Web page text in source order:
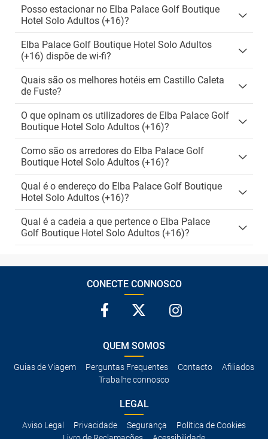
Posso estacionar no Elba Palace Golf Boutique
Hotel Solo Adultos (+16)?
Elba Palace Golf Boutique Hotel Solo Adultos
(+16) dispõe de wi-fi?
Quais são os melhores hotéis em Castillo Caleta
de Fuste?
O que opinam os utilizadores de Elba Palace Golf
Boutique Hotel Solo Adultos (+16)?
Como são os arredores do Elba Palace Golf
Boutique Hotel Solo Adultos (+16)?
Qual é o endereço do Elba Palace Golf Boutique
Hotel Solo Adultos (+16)?
Qual é a cadeia a que pertence o Elba Palace
Golf Boutique Hotel Solo Adultos (+16)?
CONECTE CONNOSCO
QUEM SOMOS
Guias de Viagem Perguntas Frequentes Contacto
Afiliados
Trabalhe connosco
LEGAL
Aviso Legal Privacidade Segurança
Política de Cookies